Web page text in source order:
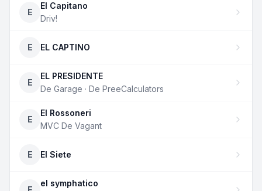
E
El Capitano
Driv!
E EL CAPTINO
E
EL PRESIDENTE
De Garage · De PreeCalculators
E
El Rossoneri
MVC De Vagant
E El Siete
el symphatico